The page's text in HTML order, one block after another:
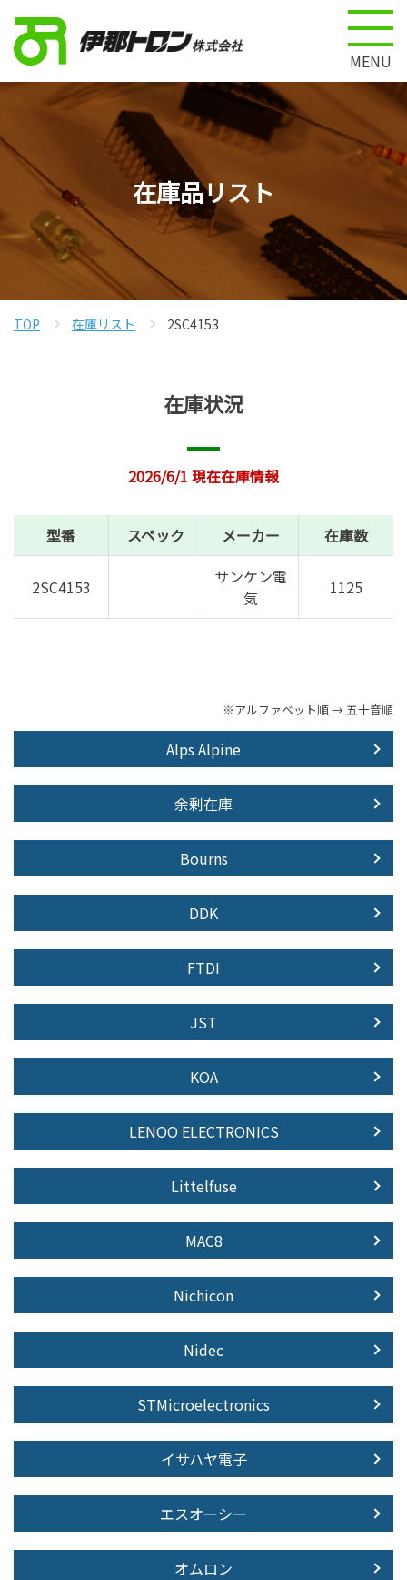
MENU
在庫品リスト
TOP 在庫リスト 2SC4153
在庫状況
2026/6/1 現在在庫情報
型番 スペック メーカー 在庫数
2SC4153
サンケン電
気
1125
※アルファベット順 → 五十音順
Alps Alpine
余剰在庫
Bourns
DDK
FTDI
JST
KOA
LENOO ELECTRONICS
Littelfuse
MAC8
Nichicon
Nidec
STMicroelectronics
イサハヤ電子
エスオーシー
オムロン